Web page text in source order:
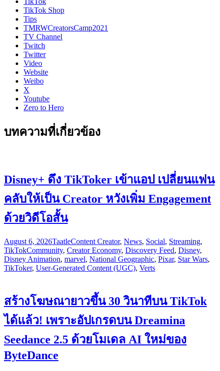
TikTok Shop
Tips
TMRWCreatorsCamp2021
TV Channel
Twitch
Twitter
Video
Website
Weibo
X
Youtube
Zero to Hero
บทความที่เกี่ยวข้อง
Disney+ ดึง TikToker เข้าแอป เปลี่ยนแฟน
คลับให้เป็น Creator หวังเพิ่ม Engagement
ด้วยวิดีโอสั้น
August 6, 2026TaatleContent Creator, News, Social, Streaming,
TikTokCommunity, Creator Economy, Discovery Feed, Disney,
Disney Animation, marvel, National Geographic, Pixar, Star Wars,
TikToker, User-Generated Content (UGC), Verts
สร้างโฆษณายาวขึ้น 30 วินาทีบน TikTok
ได้แล้ว! เพราะอัปเกรดบน Dreamina
Seedance 2.5 ด้วยโมเดล AI ใหม่ของ
ByteDance